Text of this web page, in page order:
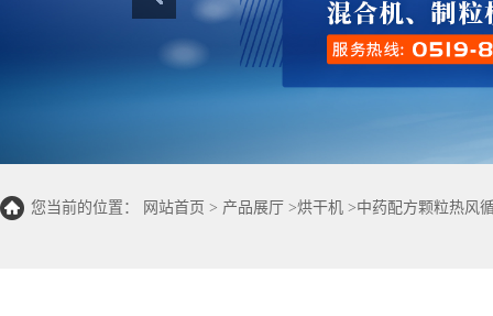
您当前的位置： 网站首页 > 产品展厅 >烘干机 >中药配方颗粒热风